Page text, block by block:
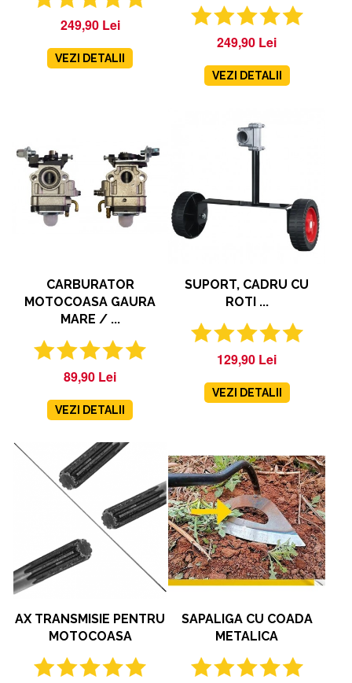
249,90 Lei
VEZI DETALII
249,90 Lei
VEZI DETALII
CARBURATOR
MOTOCOASA GAURA
MARE / ...
89,90 Lei
VEZI DETALII
SUPORT, CADRU CU
ROTI ...
129,90 Lei
VEZI DETALII
AX TRANSMISIE PENTRU
MOTOCOASA
SAPALIGA CU COADA
METALICA